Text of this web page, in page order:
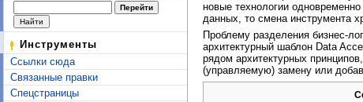
Инструменты
Ссылки сюда
Связанные правки
Спецстраницы
новые технологии
данных, то смена инструмента
Проблему разделения бизнес-
архитектурный шаблон Data
рядом архитектурных
(управляемую) замену или